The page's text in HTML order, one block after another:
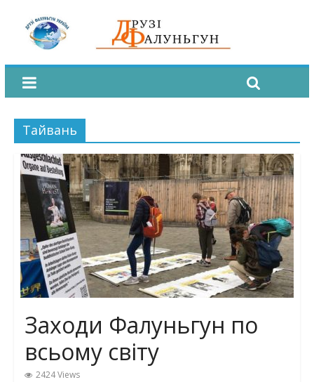
Тайвань
Заходи Фалуньгун по
всьому світу
2424 Views